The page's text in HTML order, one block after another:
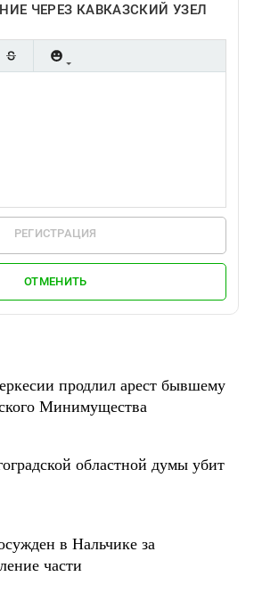
ЧЕРЕЗ КАВКАЗСКИЙ УЗЕЛ
РЕГИСТРАЦИЯ
ОТМЕНИТЬ
продлил арест бывшему
Минимущества
областной думы убит
в Нальчике за
части